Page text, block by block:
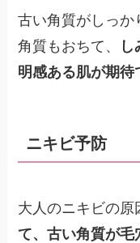
古い角質がしっか
角質もおちて、
明感ある肌が期待
ニキビ予防
大人のニキビの原
て、古い角質が毛